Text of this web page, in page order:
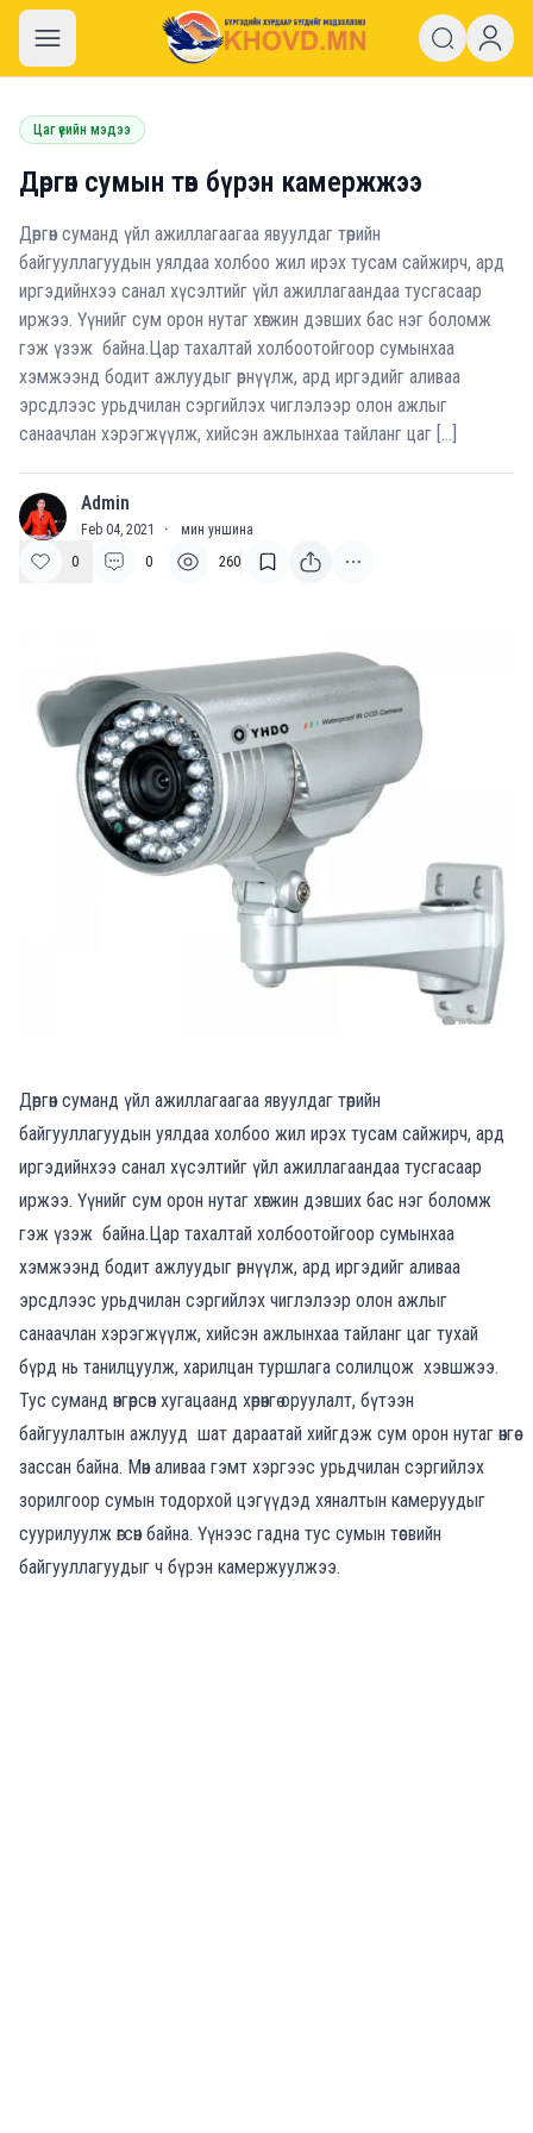
khovd.mn
Цаг үеийн мэдээ
Дөргөн сумын төв бүрэн камержжээ
Дөргөн суманд үйл ажиллагаагаа явуулдаг төрийн
байгууллагуудын уялдаа холбоо жил ирэх тусам сайжирч, ард
иргэдийнхээ санал хүсэлтийг үйл ажиллагаандаа тусгасаар
иржээ. Үүнийг сум орон нутаг хөгжин дэвших бас нэг боломж
гэж үзэж байна.Цар тахалтай холбоотойгоор сумынхаа
хэмжээнд бодит ажлуудыг өрнүүлж, ард иргэдийг аливаа
эрсдлээс урьдчилан сэргийлэх чиглэлээр олон ажлыг
санаачлан хэрэгжүүлж, хийсэн ажлынхаа тайланг цаг […]
A Admin
Feb 04, 2021 ·
мин уншина
0
0 260
Дөргөн суманд үйл ажиллагаагаа явуулдаг төрийн
байгууллагуудын уялдаа холбоо жил ирэх тусам сайжирч, ард
иргэдийнхээ санал хүсэлтийг үйл ажиллагаандаа тусгасаар
иржээ. Үүнийг сум орон нутаг хөгжин дэвших бас нэг боломж
гэж үзэж байна.Цар тахалтай холбоотойгоор сумынхаа
хэмжээнд бодит ажлуудыг өрнүүлж, ард иргэдийг аливаа
эрсдлээс урьдчилан сэргийлэх чиглэлээр олон ажлыг
санаачлан хэрэгжүүлж, хийсэн ажлынхаа тайланг цаг тухай
бүрд нь танилцуулж, харилцан туршлага солилцож хэвшжээ.
Тус суманд өнгөрсөн хугацаанд хөрөнгө оруулалт, бүтээн
байгуулалтын ажлууд шат дараатай хийгдэж сум орон нутаг өнгөө
зассан байна. Мөн аливаа гэмт хэргээс урьдчилан сэргийлэх
зорилгоор сумын тодорхой цэгүүдэд хяналтын камеруудыг
суурилуулж өгсөн байна. Үүнээс гадна тус сумын төсвийн
байгууллагуудыг ч бүрэн камержуулжээ.